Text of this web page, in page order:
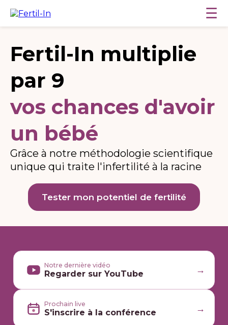
☰
Fertil-In multiplie
par 9
vos chances d'avoir
un bébé
Grâce à notre méthodologie scientifique
unique qui traite l'infertilité à la racine
Tester mon potentiel de fertilité
Notre dernière vidéo
Regarder sur YouTube →
Prochain live
S'inscrire à la conférence →